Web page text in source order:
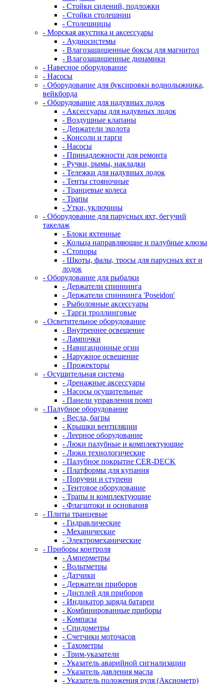
- Стойки сидений, подложки
- Стойки столешниц
- Столешницы
- Морская акустика и аксессуары
- Аудиосистемы
- Влагозащищенные боксы для магнитол
- Влагозащищенные динамики
- Навесное оборудование
- Насосы
- Оборудование для буксировки воднолыжника,
вейкборда
- Оборудование для надувных лодок
- Аксессуары для надувных лодок
- Воздушные клапаны
- Держатели эхолота
- Консоли и тарги
- Насосы
- Принадлежности для ремонта
- Ручки, рымы, накладки
- Тележки для надувных лодок
- Тенты стояночные
- Транцевые колеса
- Трапы
- Утки, уключины
- Оборудование для парусных яхт, бегучий
такелаж
- Блоки яхтенные
- Кольца направляющие и палубные клюзы
- Стопоры
- Шкоты, фалы, тросы для парусных яхт и
лодок
- Оборудование для рыбалки
- Держатели спиннинга
- Держатели спиннинга 'Poseidon'
- Рыболовные аксессуары
- Тарги троллинговые
- Осветительное оборудование
- Внутреннее освещение
- Лампочки
- Навигационные огни
- Наружное освещение
- Прожекторы
- Осушительная система
- Дренажные аксессуары
- Насосы осушительные
- Панели управления помп
- Палубное оборудование
- Весла, багры
- Крышки вентиляции
- Леерное оборудование
- Люки палубные и комплектующие
- Люки технологические
- Палубное покрытие CER-DECK
- Платформы для купания
- Поручни и ступени
- Тентовое оборудование
- Трапы и комплектующие
- Флагштоки и основания
- Плиты транцевые
- Гидравлические
- Механические
- Электромеханические
- Приборы контроля
- Амперметры
- Вольтметры
- Датчики
- Держатели приборов
- Дисплей для приборов
- Индикатор заряда батареи
- Комбинированные приборы
- Компасы
- Спидометры
- Счетчики моточасов
- Тахометры
- Трим-указатели
- Указатель аварийной сигнализации
- Указатель давления масла
- Указатель положения руля (Аксиометр)